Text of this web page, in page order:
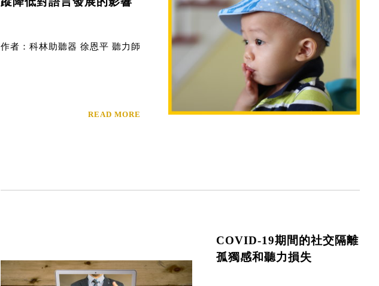
作者：科林助聽器 徐恩平 聽力師
READ MORE
COVID-19期間的社交隔離
孤獨感和聽力損失